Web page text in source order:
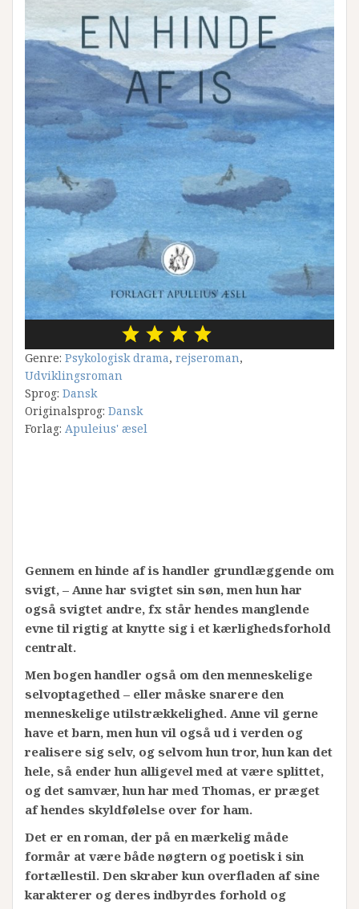
Genre: Psykologisk drama, rejseroman,
Udviklingsroman
Sprog: Dansk
Originalsprog: Dansk
Forlag: Apuleius' æsel
Gennem en hinde af is handler grundlæggende om
svigt, – Anne har svigtet sin søn, men hun har
også svigtet andre, fx står hendes manglende
evne til rigtig at knytte sig i et kærlighedsforhold
centralt.
Men bogen handler også om den menneskelige
selvoptagethed – eller måske snarere den
menneskelige utilstrækkelighed. Anne vil gerne
have et barn, men hun vil også ud i verden og
realisere sig selv, og selvom hun tror, hun kan det
hele, så ender hun alligevel med at være splittet,
og det samvær, hun har med Thomas, er præget
af hendes skyldfølelse over for ham.
Det er en roman, der på en mærkelig måde
formår at være både nøgtern og poetisk i sin
fortællestil. Den skraber kun overfladen af sine
karakterer og deres indbyrdes forhold og